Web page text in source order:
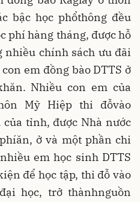
bậc học phổthông đều
phí hàng tháng, được hỗ
chính sách ưu đãi
em đồng bào DTTS ở
Nhiều con em của
Mỹ Hiệp thi đỗvào
tỉnh, được Nhà nước
ở và một phần chi
em học sinh DTTS
để học tập, thi đỗ vào
học, trở thànhnguồn